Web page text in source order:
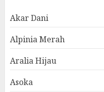
Akar Dani
Alpinia Merah
Aralia Hijau
Asoka